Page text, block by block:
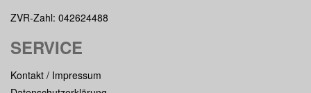
ZVR-Zahl: 042624488
SERVICE
Kontakt / Impressum